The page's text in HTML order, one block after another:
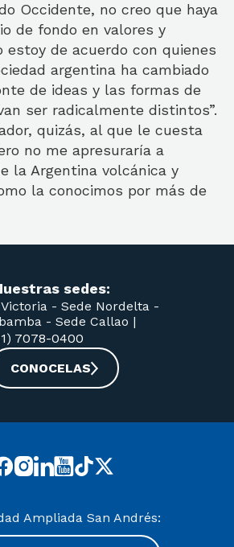
Occidente, no creo que haya
de fondo en valores y
estoy de acuerdo con quienes
argentina ha cambiado
de ideas y las formas de
ser radicalmente distintos”.
quizás, al que le cuesta
no me apresuraría a
la Argentina volcánica y
la conocimos por más de
sedes:
- Sede Nordelta -
- Sede Callao |
7078-0400
CONOCELAS
Ampliada San Andrés: